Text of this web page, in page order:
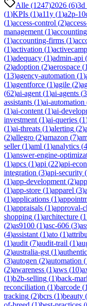
Alle (1247)2026 (6)3d
(1)KPIs (1)a11y (1)a2p-
(1)access-control (2)
management (1)accounting
(1)accounting-firms (1)
(1)activation (1)
(1)adequacy (1)admin-api (
(2)adoption (2)aerospace (1
(13)agency-automation (1)
(1)agentforce (1)agile (2)
(62)ai-agent (1)ai-agents (
assistants (1)ai-automation
(1)ai-content (1)ai-
investment (1)ai-queries (1
(1)ai-threats (1)alerting (2)
(2)allegro (2)amazon (7)
seller(1)aml (1)analytics (
(1)answer-engine-
(1)apcs (1)api (22)api-
integration (3)api-security (
(1)app-development (2)
(1)app-store (1)apparel (3)
(1)applications (1)
(1)appraisals (1)approval-
shopping (1)architecture (
(2)as9100 (1)asc-606 (3)
(4)assistant (1)ato (1)
(1)audit (7)audit-trail (1)
(2)australia-gst (1)
(3)autogen (2)automation (
(2)awareness (1)aws (10)
(1)b2b-selling (1)back-
reconciliation (1)barcode (1
tracking (2)bcrs (1)beauty (